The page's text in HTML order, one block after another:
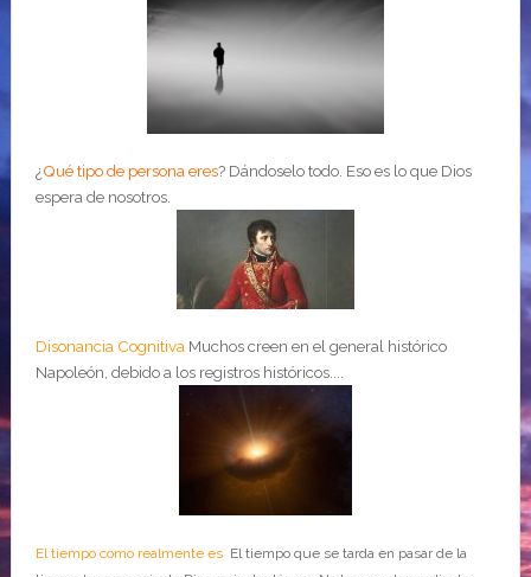
¿Qué tipo de persona eres? Dándoselo todo. Eso es lo que Dios
espera de nosotros.
Disonancia Cognitiva Muchos creen en el general histórico
Napoleón, debido a los registros históricos....
El tiempo como realmente esEl tiempo que se tarda en pasar de la